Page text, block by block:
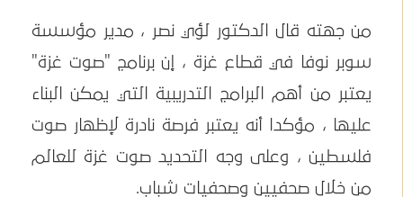
من جهته قال الدكتور لؤي نصر ، مدير مؤسسة
سوبر نوفا في قطاع غزة ، إن برنامج "صوت غزة"
يعتبر من أهم البرامج التدريبية التي يمكن البناء
عليها ، مؤكدا أنه يعتبر فرصة نادرة لإظهار صوت
فلسطين ، وعلى وجه التحديد صوت غزة للعالم
من خلال صحفيين وصحفيات شباب.